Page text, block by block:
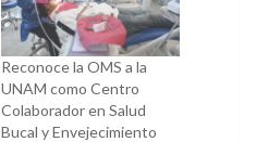
Reconoce la OMS a la
UNAM como Centro
Colaborador en Salud
Bucal y Envejecimiento